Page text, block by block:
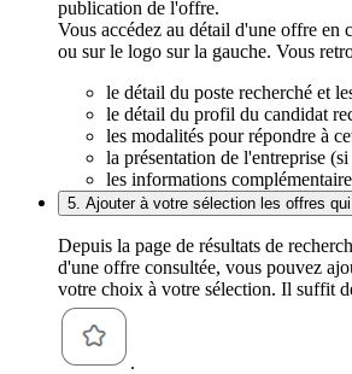
publication de l'offre.
Vous accédez au détail d'une offre en
ou sur le logo sur la gauche. Vous
le détail du poste recherché et
le détail du profil du candidat
les modalités pour répondre à
la présentation de l'entreprise (si
les informations
5. Ajouter à votre sélection les offres
Depuis la page de résultats de
d'une offre consultée, vous pouvez
votre choix à votre sélection. Il suffit
.